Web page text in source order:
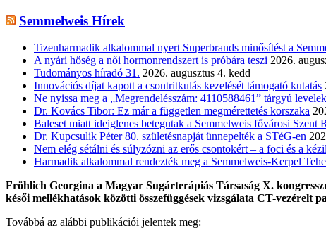
Semmelweis Hírek
Tizenharmadik alkalommal nyert Superbrands minősítést a
A nyári hőség a női hormonrendszert is próbára teszi 2026.
Tudományos híradó 31. 2026. augusztus 4. kedd
Innovációs díjat kapott a csontritkulás kezelését támogató kutatás
Ne nyissa meg a „Megrendelésszám: 4110588461” tárgyú
Dr. Kovács Tibor: Ez már a független megmérettetés korszaka
Baleset miatt ideiglenes betegutak a Semmelweis fővárosi Szent
Dr. Kupcsulik Péter 80. születésnapját ünnepelték a STéG-en
Nem elég sétálni és súlyzózni az erős csontokért – a foci és a
Harmadik alkalommal rendezték meg a Semmelweis-Kerpel
Fröhlich Georgina a Magyar Sugárterápiás Társaság X.
késői mellékhatások közötti összefüggések vizsgálata CT-vezérelt
Továbbá az alábbi publikációi jelentek meg: